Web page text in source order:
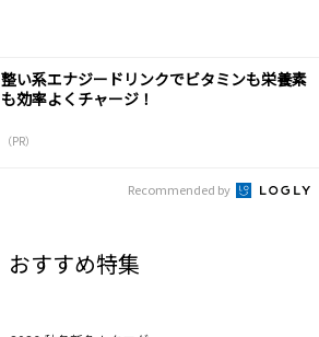
整い系エナジードリンクでビタミンも栄養素
も効率よくチャージ！
（PR）
Recommended by
おすすめ特集